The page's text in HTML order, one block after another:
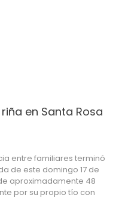
en Santa Rosa
entre familiares terminó
de este domingo 17 de
aproximadamente 48
por su propio tío con